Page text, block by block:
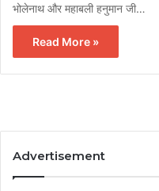
भोलेनाथ और महाबली हनुमान जी…
Read More »
Advertisement